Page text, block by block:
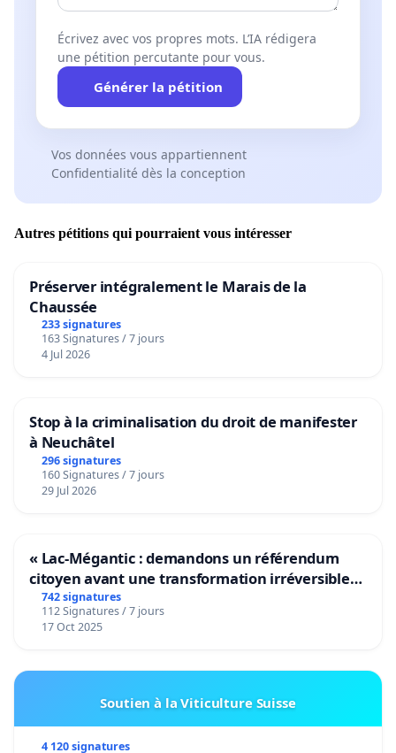
Écrivez avec vos propres mots. L’IA rédigera
une pétition percutante pour vous.
Générer la pétition
Vos données vous appartiennent
Confidentialité dès la conception
Autres pétitions qui pourraient vous intéresser
Préserver intégralement le Marais de la
Chaussée
233 signatures
163 Signatures / 7 jours
4 Jul 2026
Stop à la criminalisation du droit de manifester
à Neuchâtel
296 signatures
160 Signatures / 7 jours
29 Jul 2026
« Lac-Mégantic : demandons un référendum
citoyen avant une transformation irréversible
de notre territoire »
742 signatures
112 Signatures / 7 jours
17 Oct 2025
Soutien à la Viticulture Suisse
4 120 signatures